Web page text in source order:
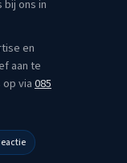
ons in
en
aan te
via085